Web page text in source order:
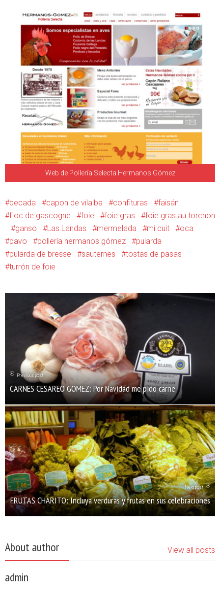
Web de Pollería Selecta Hermanos Gómez
becada capon de vilalba confituras
faisán
floc de gascogne
foie foie gras
foie gras au torchon
ganso
Las Landas mermelada mi cuit
oca
pavo
pollería hermanos gómez
pularda
pularda de bresse
sauternes
tostas de pasas
turrón de foie
Previous post
CARNES CESAREO GOMEZ: Por Navidad me pido carne
Next post
FRUTAS CHARITO: Incluya verduras y frutas en sus celebraciones
About author View all posts
admin